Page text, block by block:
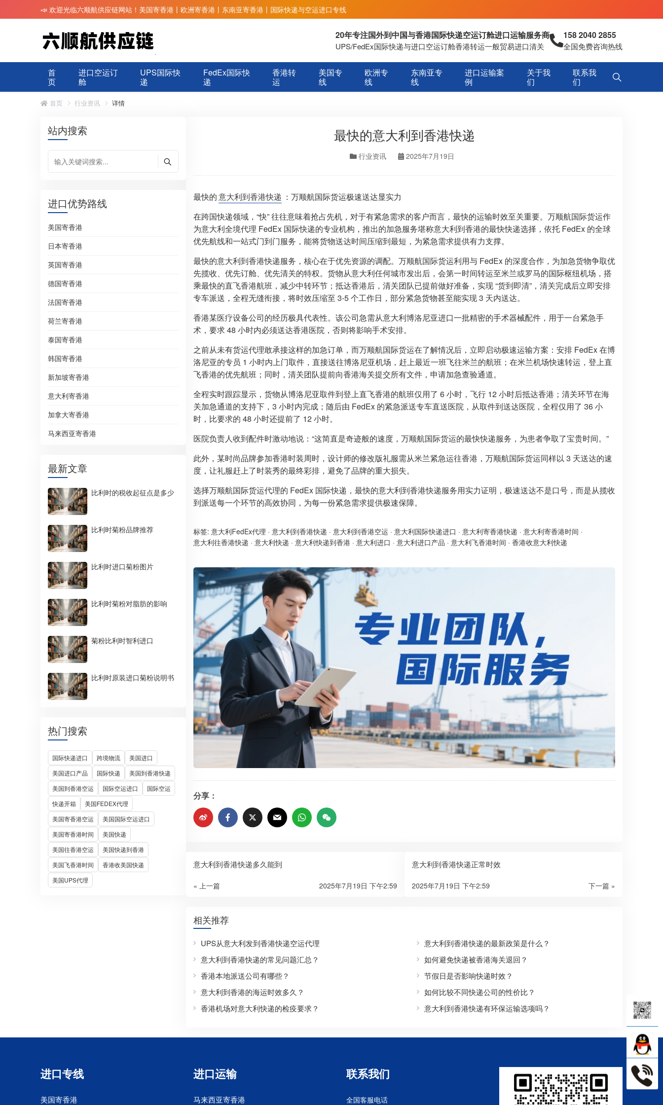
📣 欢迎光临六顺航供应链网站！美国寄香港丨欧洲寄香港丨东南亚寄香港丨国际快递与空运进口专线
20年专注国外到中国与香港国际快递空运订舱进口运输服务商
UPS/FedEx国际快递与进口空运订舱香港转运一般贸易进口清关
158 2040 2855
全国免费咨询热线
首
页
进口空运订
舱
UPS国际快
递
FedEx国际快
递
香港转
运
美国专
线
欧洲专
线
东南亚专
线
进口运输案
例
关于我
们
联系我
们
首页 行业资讯 详情
站内搜索
进口优势路线
美国寄香港
日本寄香港
英国寄香港
德国寄香港
法国寄香港
荷兰寄香港
泰国寄香港
韩国寄香港
新加坡寄香港
意大利寄香港
加拿大寄香港
马来西亚寄香港
最新文章
比利时的税收起征点是多少
比利时菊粉品牌推荐
比利时进口菊粉图片
比利时菊粉对脂肪的影响
菊粉比利时智利进口
比利时原装进口菊粉说明书
热门搜索
国际快递进口 跨境物流
美国进口
美国进口产品
国际快递
美国到香港快递
美国到香港空运
国际空运进口
国际空运
快递开箱
美国FEDEX代理
美国寄香港空运
美国国际空运进口
美国寄香港时间
美国快递
美国往香港空运
美国快递到香港
美国飞香港时间
香港收美国快递
美国UPS代理
最快的意大利到香港快递
行业资讯 2025年7月19日
最快的意大利到香港快递 ：万顺航国际货运极速送达显实力
在跨国快递领域，“快” 往往意味着抢占先机，对于有紧急需求的客户而言，最快的运输时效至关重要。万顺航国际货运作
为意大利全境代理 FedEx 国际快递的专业机构，推出的加急服务堪称意大利到香港的最快快递选择，依托 FedEx 的全球
优先航线和一站式门到门服务，能将货物送达时间压缩到最短，为紧急需求提供有力支撑。
最快的意大利到香港快递服务，核心在于优先资源的调配。万顺航国际货运利用与 FedEx 的深度合作，为加急货物争取优
先揽收、优先订舱、优先清关的特权。货物从意大利任何城市发出后，会第一时间转运至米兰或罗马的国际枢纽机场，搭
乘最快的直飞香港航班，减少中转环节；抵达香港后，清关团队已提前做好准备，实现 “货到即清”，清关完成后立即安排
专车派送，全程无缝衔接，将时效压缩至 3-5 个工作日，部分紧急货物甚至能实现 3 天内送达。
香港某医疗设备公司的经历极具代表性。该公司急需从意大利博洛尼亚进口一批精密的手术器械配件，用于一台紧急手
术，要求 48 小时内必须送达香港医院，否则将影响手术安排。
之前从未有货运代理敢承接这样的加急订单，而万顺航国际货运在了解情况后，立即启动极速运输方案：安排 FedEx 在博
洛尼亚的专员 1 小时内上门取件，直接送往博洛尼亚机场，赶上最近一班飞往米兰的航班；在米兰机场快速转运，登上直
飞香港的优先航班；同时，清关团队提前向香港海关提交所有文件，申请加急查验通道。
全程实时跟踪显示，货物从博洛尼亚取件到登上直飞香港的航班仅用了 6 小时，飞行 12 小时后抵达香港；清关环节在海
关加急通道的支持下，3 小时内完成；随后由 FedEx 的紧急派送专车直送医院，从取件到送达医院，全程仅用了 36 小
时，比要求的 48 小时还提前了 12 小时。
医院负责人收到配件时激动地说：“这简直是奇迹般的速度，万顺航国际货运的最快快递服务，为患者争取了宝贵时间。”
此外，某时尚品牌参加香港时装周时，设计师的修改版礼服需从米兰紧急运往香港，万顺航国际货运同样以 3 天送达的速
度，让礼服赶上了时装秀的最终彩排，避免了品牌的重大损失。
选择万顺航国际货运代理的 FedEx 国际快递，最快的意大利到香港快递服务用实力证明，极速送达不是口号，而是从揽收
到派送每一个环节的高效协同，为每一份紧急需求提供极速保障。
标签: 意大利FedEx代理 · 意大利到香港快递 · 意大利到香港空运 · 意大利国际快递进口 · 意大利寄香港快递 · 意大利寄香港时间 ·
意大利往香港快递 · 意大利快递 · 意大利快递到香港 · 意大利进口 · 意大利进口产品 · 意大利飞香港时间 · 香港收意大利快递
分享：
意大利到香港快递多久能到
« 上一篇 2025年7月19日 下午2:59
意大利到香港快递正常时效
下一篇 »
2025年7月19日 下午2:59
相关推荐
UPS从意大利发到香港快递空运代理
意大利到香港快递的最新政策是什么？
意大利到香港快递的常见问题汇总？
如何避免快递被香港海关退回？
香港本地派送公司有哪些？
节假日是否影响快递时效？
意大利到香港的海运时效多久？
如何比较不同快递公司的性价比？
香港机场对意大利快递的检疫要求？
意大利到香港快递有环保运输选项吗？
进口专线
美国寄香港
进口运输
马来西亚寄香港
联系我们
全国客服电话